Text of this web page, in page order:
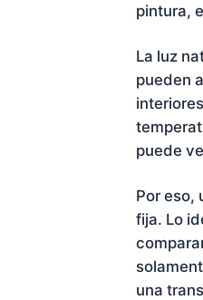
pintura,
La luz
pueden
puede
Por eso,
fija. Lo
una